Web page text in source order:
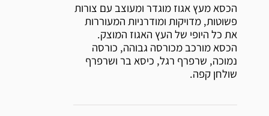
הכסא מעץ אגוז מוגדר ומעוצב עם צורות
פשוטות, מדויקות ומודרניות המעוררות
את כל היופי של העץ האגוז המוצק.
הכסא מורכב מכורסה גבוהה, כורסה
נמוכה, שרפרף רגל, כיסא בר ושרפרף
שולחן קפה.